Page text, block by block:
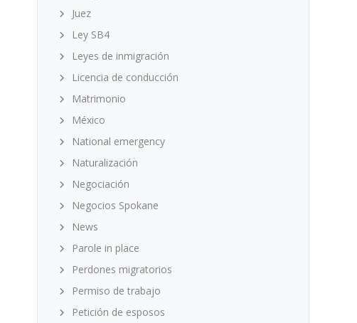
Juez
Ley SB4
Leyes de inmigración
Licencia de conducción
Matrimonio
México
National emergency
Naturalización
Negociación
Negocios Spokane
News
Parole in place
Perdones migratorios
Permiso de trabajo
Petición de esposos